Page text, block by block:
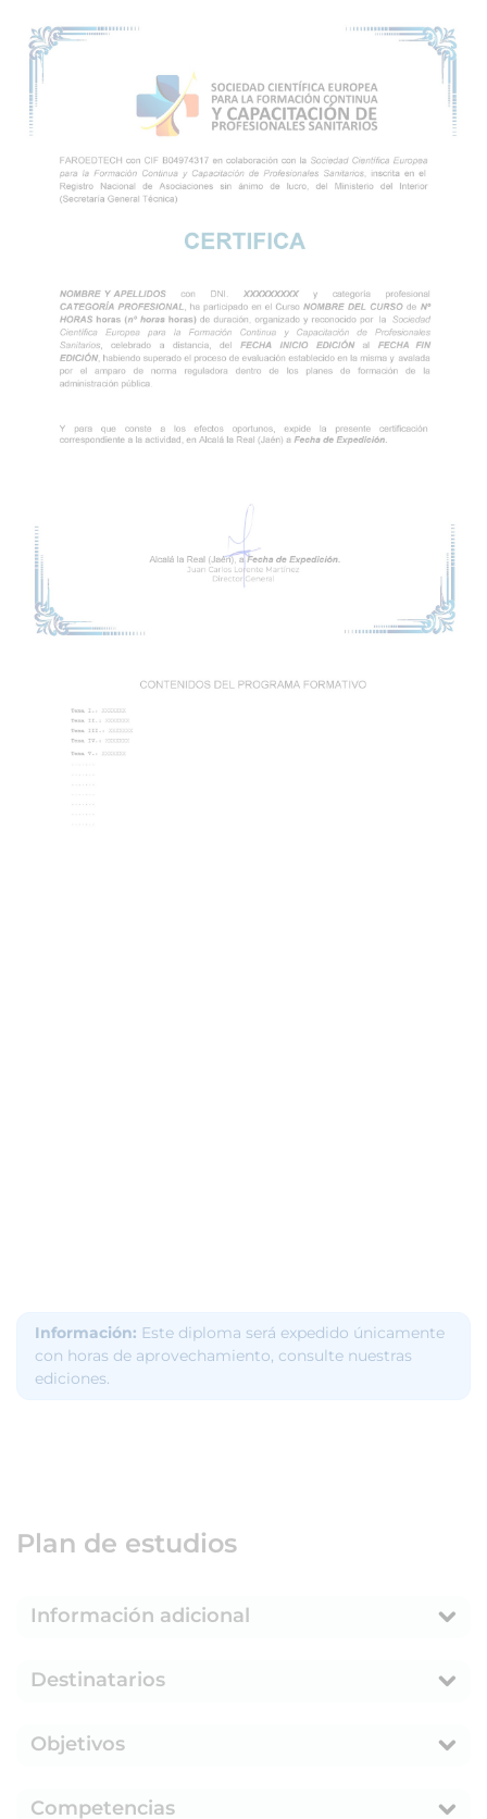
Información: Este diploma será expedido únicamente
con horas de aprovechamiento, consulte nuestras
ediciones.
Plan de estudios
Información adicional
Destinatarios
Objetivos
Competencias